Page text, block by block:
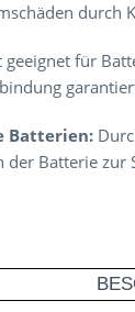
durch
geeignet für
Batterien:
Batterie zur